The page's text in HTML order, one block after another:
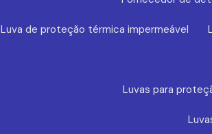
Luva de proteção térmica impermeável
Luvas para